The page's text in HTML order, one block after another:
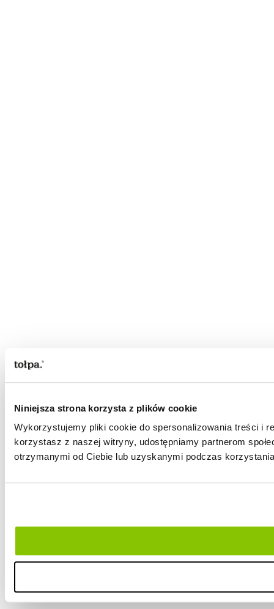
Niniejsza strona korzysta z plików cookie
Wykorzystujemy pliki cookie do spersonalizowania treści i
korzystasz z naszej witryny, udostępniamy partnerom
otrzymanymi od Ciebie lub uzyskanymi podczas